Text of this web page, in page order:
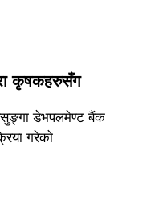
कृषकहरुसँग
डेभपलमेण्ट बैंक
गरेको